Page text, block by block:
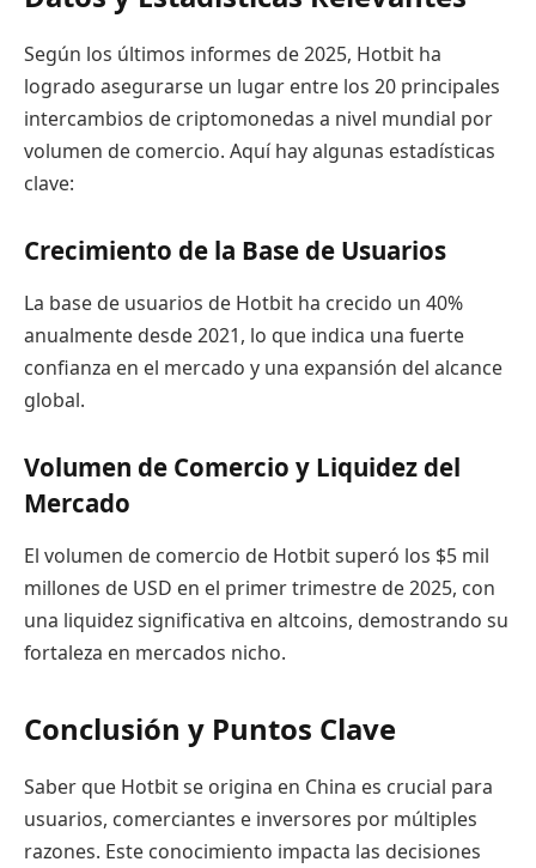
Según los últimos informes de 2025, Hotbit ha
logrado asegurarse un lugar entre los 20 principales
intercambios de criptomonedas a nivel mundial por
volumen de comercio. Aquí hay algunas estadísticas
clave:
Crecimiento de la Base de Usuarios
La base de usuarios de Hotbit ha crecido un 40%
anualmente desde 2021, lo que indica una fuerte
confianza en el mercado y una expansión del alcance
global.
Volumen de Comercio y Liquidez del
Mercado
El volumen de comercio de Hotbit superó los $5 mil
millones de USD en el primer trimestre de 2025, con
una liquidez significativa en altcoins, demostrando su
fortaleza en mercados nicho.
Conclusión y Puntos Clave
Saber que Hotbit se origina en China es crucial para
usuarios, comerciantes e inversores por múltiples
razones. Este conocimiento impacta las decisiones